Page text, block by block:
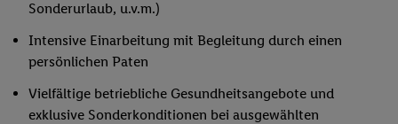
Sonderurlaub, u.v.m.)
Intensive Einarbeitung mit Begleitung durch einen
persönlichen Paten
Vielfältige betriebliche Gesundheitsangebote und
exklusive Sonderkonditionen bei ausgewählten